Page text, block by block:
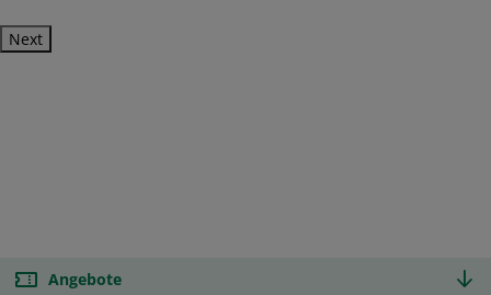
Next
Angebote